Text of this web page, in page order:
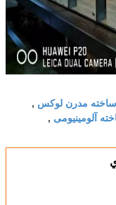
مدرن لوکس ,
آلومینیومی ,